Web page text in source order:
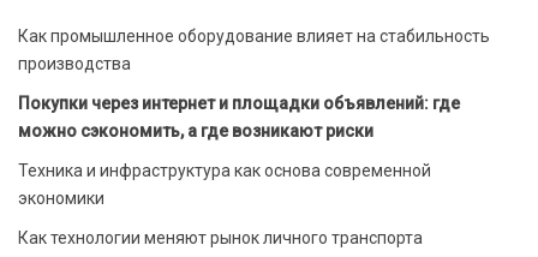
Как промышленное оборудование влияет на стабильность
производства
Покупки через интернет и площадки объявлений: где
можно сэкономить, а где возникают риски
Техника и инфраструктура как основа современной
экономики
Как технологии меняют рынок личного транспорта